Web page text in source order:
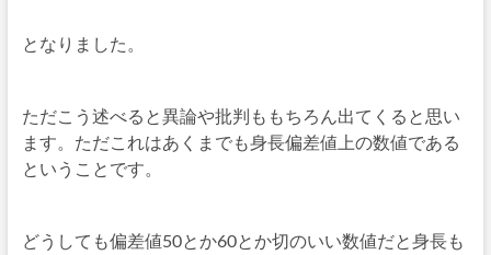
となりました。
ただこう述べると異論や批判ももちろん出てくると思い
ます。ただこれはあくまでも身長偏差値上の数値である
ということです。
どうしても偏差値50とか60とか切のいい数値だと身長も